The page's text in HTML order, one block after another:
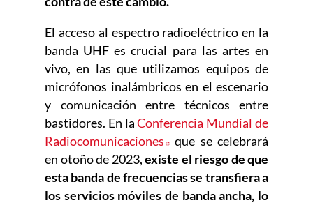
El acceso al espectro radioeléctrico en la
banda UHF es crucial para las artes en
vivo, en las que utilizamos equipos de
micrófonos inalámbricos en el escenario
y comunicación entre técnicos entre
bastidores. En laConferencia Mundial de
Radiocomunicaciones
Abre en nueva ventana
que se celebrará
en otoño de 2023,existe el riesgo de que
esta banda de frecuencias se transfiera a
los servicios móviles de banda ancha, lo